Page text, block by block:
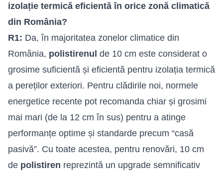
izolație termică eficientă în orice zonă climatică
din România?
R1: Da, în majoritatea zonelor climatice din
România, polistirenul de 10 cm este considerat o
grosime suficientă și eficientă pentru izolația termică
a pereților exteriori. Pentru clădirile noi, normele
energetice recente pot recomanda chiar și grosimi
mai mari (de la 12 cm în sus) pentru a atinge
performanțe optime și standarde precum “casă
pasivă”. Cu toate acestea, pentru renovări, 10 cm
de polistiren reprezintă un upgrade semnificativ